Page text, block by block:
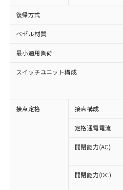
復帰方式
ベゼル材質
最小適用負荷
スイッチユニット構成
接点定格 接点構成
定格通電電流
開閉能力(AC)
開閉能力(DC)
ご利用条件
対応済み：EU RoHS
非含有に対応した製品が
有に対応した製品に切り